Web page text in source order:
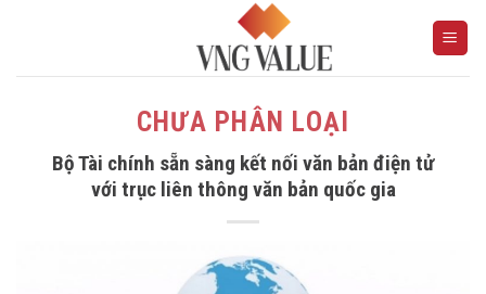
CHƯA PHÂN LOẠI
Bộ Tài chính sẵn sàng kết nối văn bản điện tử
với trục liên thông văn bản quốc gia